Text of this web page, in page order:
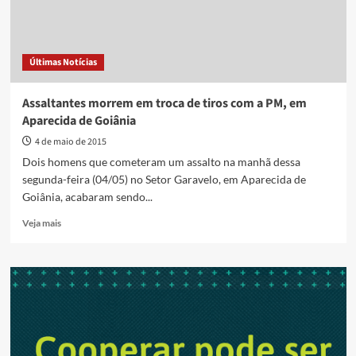
Últimas Notícias
Assaltantes morrem em troca de tiros com a PM, em
Aparecida de Goiânia
4 de maio de 2015
Dois homens que cometeram um assalto na manhã dessa
segunda-feira (04/05) no Setor Garavelo, em Aparecida de
Goiânia, acabaram sendo...
Veja maisRead
Assaltantes
morrem
tiros